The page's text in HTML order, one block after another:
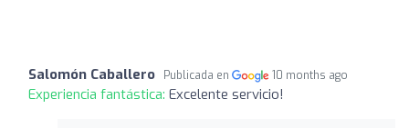
Salomón Caballero Publicada en 10 months ago
Experiencia fantástica: Excelente servicio!